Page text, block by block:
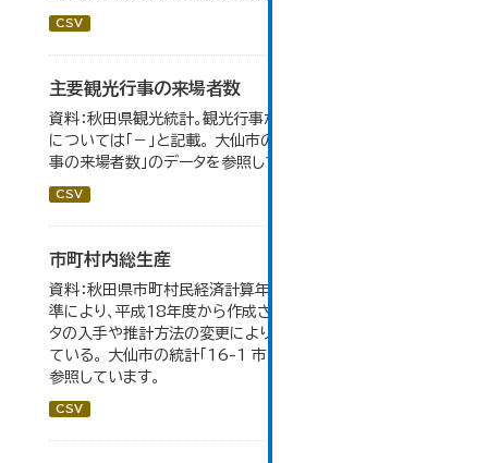
CSV
主要観光行事の来場者数
資料：秋田県観光統計。観光行事が開催されなかったもの
については「－」と記載。 大仙市の統計「15-1 主要観光行
事の来場者数」のデータを参照しています。
CSV
市町村内総生産
資料：秋田県市町村民経済計算年報。数値は平成23年基
準により、平成18年度から作成されたもので、 新たなデー
タの入手や推計方法の変更により、毎年度遡及改訂を行っ
ている。 大仙市の統計「16-1 市町村内総生産」のデータを
参照しています。
CSV